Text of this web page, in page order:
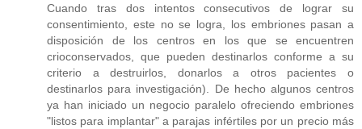
Cuando tras dos intentos consecutivos de lograr su
consentimiento, este no se logra, los embriones pasan a
disposición de los centros en los que se encuentren
crioconservados, que pueden destinarlos conforme a su
criterio a destruirlos, donarlos a otros pacientes o
destinarlos para investigación). De hecho algunos centros
ya han iniciado un negocio paralelo ofreciendo embriones
"listos para implantar" a parajas infértiles por un precio más